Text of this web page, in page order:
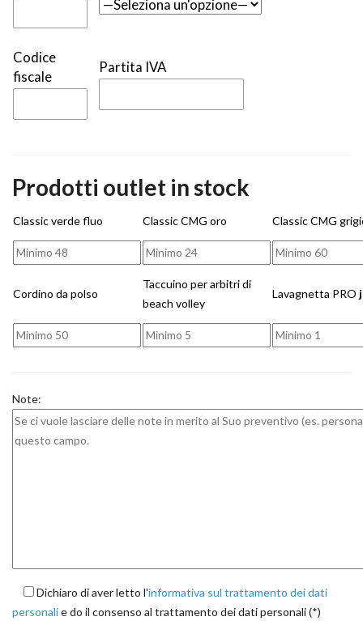
Codice
fiscale
Partita IVA
Prodotti outlet in stock
Classic verde fluo Classic CMG oro Classic CMG
Cordino da polso
Taccuino per arbitri di
beach volley
Lavagnetta PRO
Note:
Dichiaro di aver letto l'informativa sul trattamento dei dati
personalie do il consenso al trattamento dei dati personali (*)